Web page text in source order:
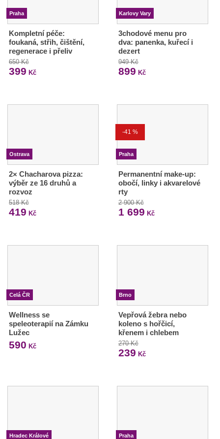
Praha
Kompletní péče:
foukaná, střih, čištění,
regenerace i přeliv
650 Kč
399 Kč
Karlovy Vary
3chodové menu pro
dva: panenka, kuřecí i
dezert
949 Kč
899 Kč
Ostrava
2× Chacharova pizza:
výběr ze 16 druhů a
rozvoz
518 Kč
419 Kč
-41 %
Praha
Permanentní make-up:
obočí, linky i akvarelové
rty
2 900 Kč
1 699 Kč
Celá ČR
Wellness se
speleoterapií na Zámku
Lužec
590 Kč
Brno
Vepřová žebra nebo
koleno s hořčicí,
křenem i chlebem
270 Kč
239 Kč
Hradec Králové Praha